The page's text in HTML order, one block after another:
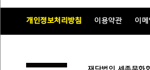
개인정보처리방침 이용약관 이